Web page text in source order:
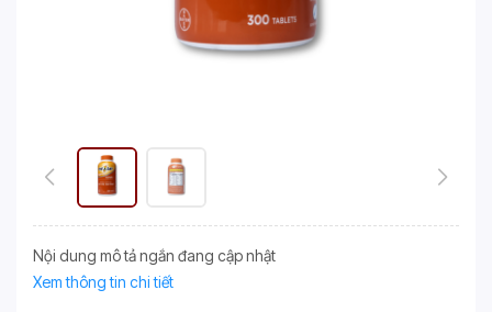
Nội dung mô tả ngắn đang cập nhật
Xem thông tin chi tiết